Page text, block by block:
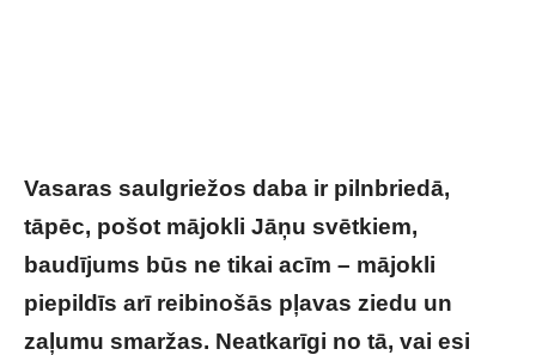
Vasaras saulgriežos daba ir pilnbriedā,
tāpēc, pošot mājokli Jāņu svētkiem,
baudījums būs ne tikai acīm – mājokli
piepildīs arī reibinošās pļavas ziedu un
zaļumu smaržas. Neatkarīgi no tā, vai esi